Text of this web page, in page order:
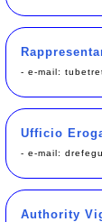
- e-mail:
Ufficio
- e-mail:
Authority